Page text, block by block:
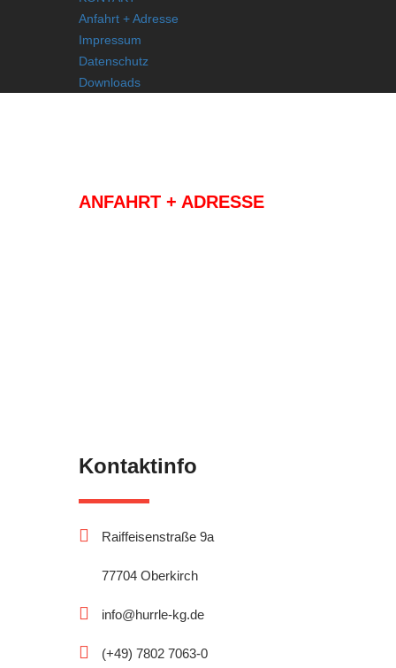
Anfahrt + Adresse
Impressum
Datenschutz
Downloads
ANFAHRT + ADRESSE
Kontaktinfo
Raiffeisenstraße 9a
77704 Oberkirch
info@hurrle-kg.de
(+49) 7802 7063-0